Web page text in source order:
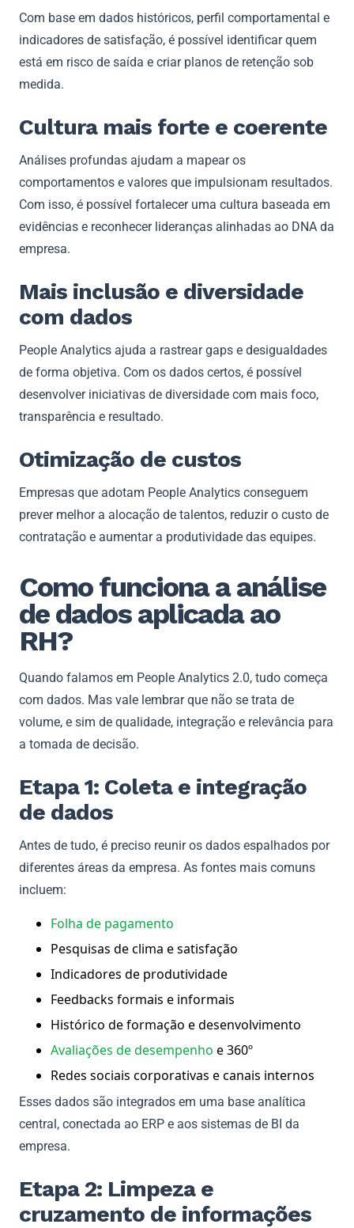
Com base em dados históricos, perfil comportamental e
indicadores de satisfação, é possível identificar quem
está em risco de saída e criar planos de retenção sob
medida.
Cultura mais forte e coerente
Análises profundas ajudam a mapear os
comportamentos e valores que impulsionam resultados.
Com isso, é possível fortalecer uma cultura baseada em
evidências e reconhecer lideranças alinhadas ao DNA da
empresa.
Mais inclusão e diversidade
com dados
People Analytics ajuda a rastrear gaps e desigualdades
de forma objetiva. Com os dados certos, é possível
desenvolver iniciativas de diversidade com mais foco,
transparência e resultado.
Otimização de custos
Empresas que adotam People Analytics conseguem
prever melhor a alocação de talentos, reduzir o custo de
contratação e aumentar a produtividade das equipes.
Como funciona a análise
de dados aplicada ao
RH?
Quando falamos em People Analytics 2.0, tudo começa
com dados. Mas vale lembrar que não se trata de
volume, e sim de qualidade, integração e relevância para
a tomada de decisão.
Etapa 1: Coleta e integração
de dados
Antes de tudo, é preciso reunir os dados espalhados por
diferentes áreas da empresa. As fontes mais comuns
incluem:
Folha de pagamento
Pesquisas de clima e satisfação
Indicadores de produtividade
Feedbacks formais e informais
Histórico de formação e desenvolvimento
Avaliações de desempenho e 360º
Redes sociais corporativas e canais internos
Esses dados são integrados em uma base analítica
central, conectada ao ERP e aos sistemas de BI da
empresa.
Etapa 2: Limpeza e
cruzamento de informações